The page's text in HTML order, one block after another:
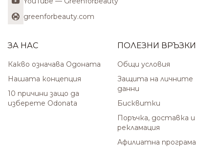
greenforbeauty.com
ЗА НАС
Какво означава Одоната
Нашата концепция
10 причини защо да
изберете Odonata
ПОЛЕЗНИ ВРЪЗКИ
Общи условия
Защита на личните
данни
Бисквитки
Поръчка, доставка и
рекламация
Афилиатна програма